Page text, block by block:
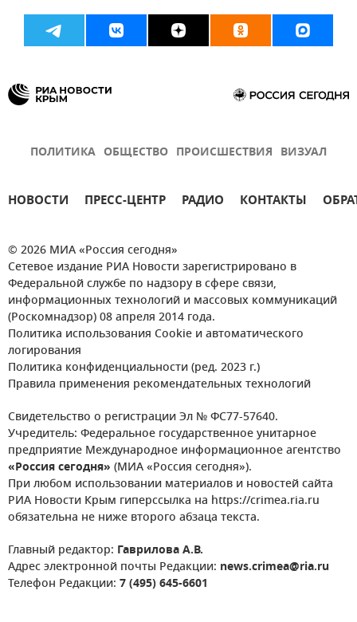
ПОЛИТИКА ОБЩЕСТВО ПРОИСШЕСТВИЯ ВИЗУАЛ
НОВОСТИ ПРЕСС-ЦЕНТР РАДИО КОНТАКТЫ
© 2026 МИА «Россия сегодня»
Сетевое издание РИА Новости зарегистрировано в
Федеральной службе по надзору в сфере связи,
информационных технологий и массовых коммуникаций
(Роскомнадзор) 08 апреля 2014 года.
Политика использования Cookie и автоматического
логирования
Политика конфиденциальности (ред. 2023 г.)
Правила применения рекомендательных технологий
Свидетельство о регистрации Эл № ФС77-57640.
Учредитель: Федеральное государственное унитарное
предприятие Международное информационное агентство
«Россия сегодня» (МИА «Россия сегодня»).
При любом использовании материалов и новостей сайта
РИА Новости Крым гиперссылка на https://crimea.ria.ru
обязательна не ниже второго абзаца текста.
Главный редактор: Гаврилова А.В.
Адрес электронной почты Редакции: news.crimea@ria.ru
Телефон Редакции: 7 (495) 645-6601